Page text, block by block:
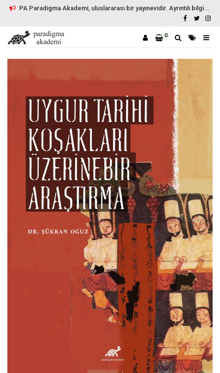
PA Paradigma Akademi, uluslararası bir yayınevidir. Ayrıntılı bilgi...
0